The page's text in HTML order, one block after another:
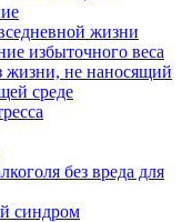
жизни
избыточного веса
жизни, не наносящий
среде
без вреда для
синдром